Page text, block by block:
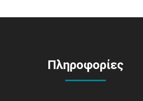
Πληροφορίες